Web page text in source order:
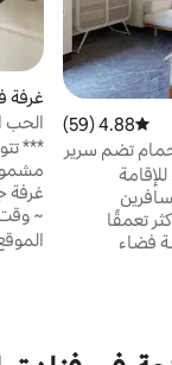
متوسط التقييم 4.88 من 5، 59 مراجعات
4.88 (59)
تضم سرير
تعمقًا
فضاء
بالسعادة
واحد فقط) 🚿 غرفة الاستحمام أريكة MUJI
غرفة
ة
الحب
ليلي
شرفة
***